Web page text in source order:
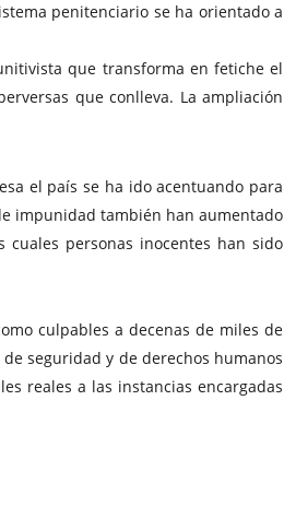
penitenciario se ha orientado a
que transforma en fetiche el
que conlleva. La ampliación
el país se ha ido acentuando para
impunidad también han aumentado
personas inocentes han sido
culpables a decenas de miles de
seguridad y de derechos humanos
reales a las instancias encargadas